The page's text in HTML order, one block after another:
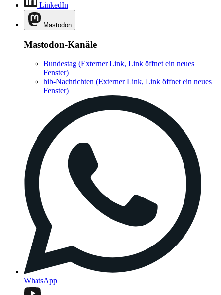
LinkedIn
Mastodon
Mastodon-Kanäle
Bundestag (Externer Link, Link öffnet ein neues
Fenster)
hib-Nachrichten (Externer Link, Link öffnet ein neues
Fenster)
WhatsApp